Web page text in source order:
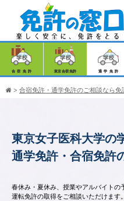
合宿免許 東京合宿免許 通学免許
> 合宿免許・通学免許のご相談なら免
東京女子医科大学の
通学免許・合宿免許
春休み・夏休み、授業やアルバイトの
運転免許の取得をご相談いただけます。